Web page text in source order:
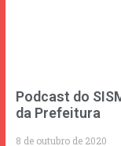
Podcast do
da Prefeitura
8 de outubro de 2020